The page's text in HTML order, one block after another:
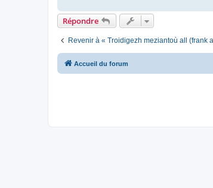
Répondre
Revenir à « Troidigezh meziantoù all (frank
Accueil du forum